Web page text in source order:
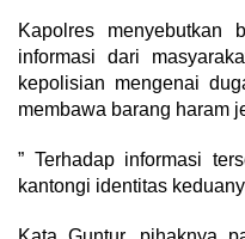
Kapolres menyebutkan
informasi dari
kepolisian mengenai
membawa barang haram
” Terhadap informasi
kantongi identitas